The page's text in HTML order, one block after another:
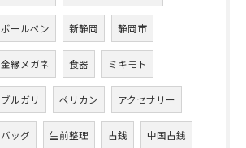
ボールペン 新静岡 静岡市
金縁メガネ 食器 ミキモト
ブルガリ ペリカン アクセサリー
バッグ 生前整理 古銭 中国古銭